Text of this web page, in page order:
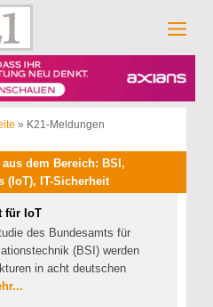
» K21-Meldungen
dem Bereich: BSI,
(IoT), IT-Sicherheit
für IoT
des Bundesamts für
(BSI) werden
in acht deutschen